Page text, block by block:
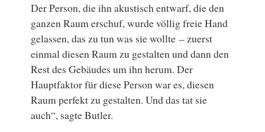
Der Person, die ihn akustisch entwarf, die den
ganzen Raum erschuf, wurde völlig freie Hand
gelassen, das zu tun was sie wollte – zuerst
einmal diesen Raum zu gestalten und dann den
Rest des Gebäudes um ihn herum. Der
Hauptfaktor für diese Person war es, diesen
Raum perfekt zu gestalten. Und das tat sie
auch“, sagte Butler.